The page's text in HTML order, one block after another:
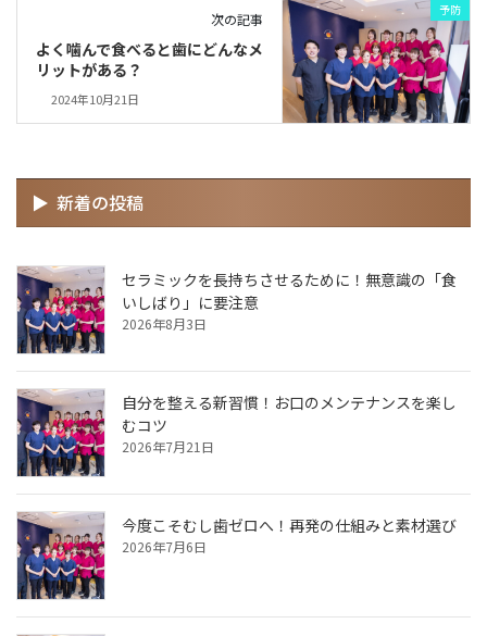
予防
次の記事
よく噛んで食べると歯にどんなメ
リットがある？
2024年10月21日
新着の投稿
セラミックを長持ちさせるために！無意識の「食
いしばり」に要注意
2026年8月3日
自分を整える新習慣！お口のメンテナンスを楽し
むコツ
2026年7月21日
今度こそむし歯ゼロへ！再発の仕組みと素材選び
2026年7月6日